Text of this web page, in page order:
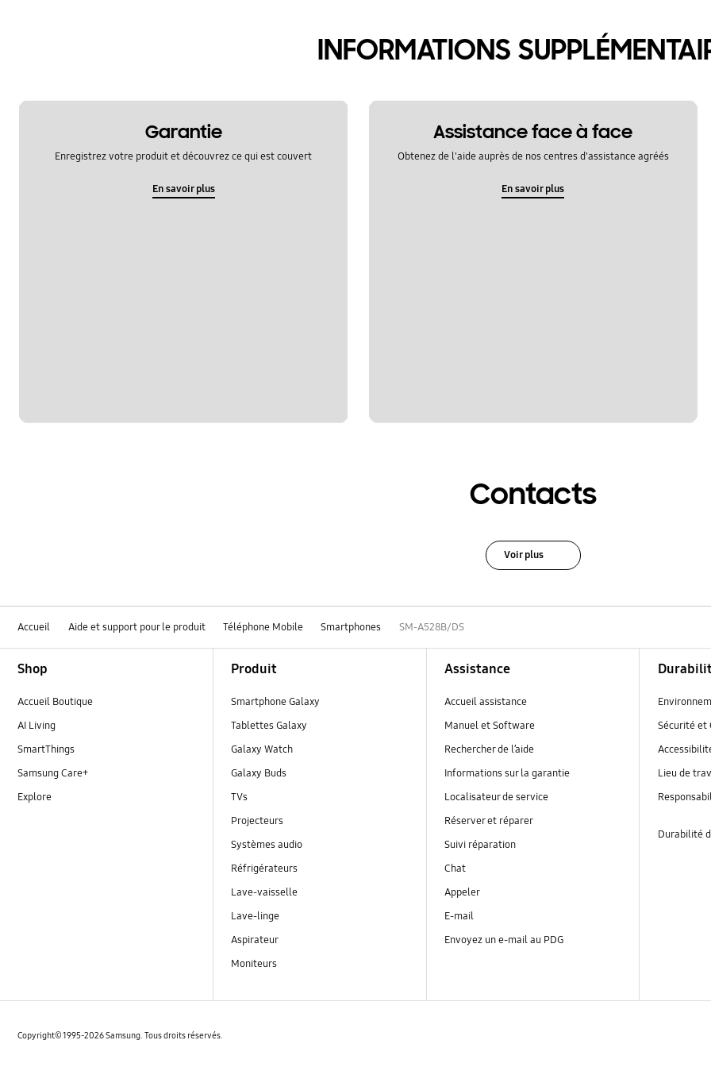
sns
INFORMATIONS
Garantie
Enregistrez votre produit et découvrez ce qui est couvert
En savoir plus
Assistance face à face
Obtenez de l'aide auprès de nos centres d'assistance agréés
En savoir plus
Contacts
Voir plus
Accueil Aide et support pour le produit Téléphone Mobile Smartphones SM-A528B/DS
Shop
Accueil Boutique
AI Living
SmartThings
Samsung Care+
Explore
Produit
Smartphone Galaxy
Tablettes Galaxy
Galaxy Watch
Galaxy Buds
TVs
Projecteurs
Systèmes audio
Réfrigérateurs
Lave-vaisselle
Lave-linge
Aspirateur
Moniteurs
Assistance
Accueil assistance
Manuel et Software
Rechercher de l’aide
Informations sur la garantie
Localisateur de service
Réserver et réparer
Suivi réparation
Chat
Appeler
E-mail
Envoyez un e-mail au PDG
Sécurité et
Lieu de
Durabilité
Copyright© 1995-2026 Samsung. Tous droits réservés.